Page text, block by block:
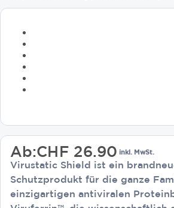
Ab:CHF26.90 inkl. MwSt.
Virustatic Shield ist ein
Schutzprodukt für die ganze
einzigartigen antiviralen